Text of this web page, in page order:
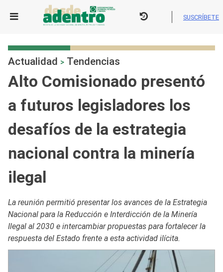
SUSCRÍBETE
Actualidad > Tendencias
Alto Comisionado presentó
a futuros legisladores los
desafíos de la estrategia
nacional contra la minería
ilegal
La reunión permitió presentar los avances de la Estrategia
Nacional para la Reducción e Interdicción de la Minería
Ilegal al 2030 e intercambiar propuestas para fortalecer la
respuesta del Estado frente a esta actividad ilícita.